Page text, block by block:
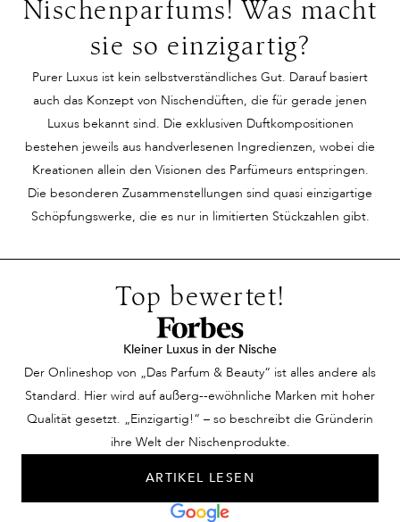
Kleid, doch ihre
unvergleichlich. Ihr
Lächeln und die
Leichtigkeit ihrer
Bewegungen ziehen alle
Blicke auf sich. Auf den
ersten Blick erscheint
sie unnahbar, ein Hauch
Menschen um sie herum
sind wie verzaubert, als
ob dieser Duft
Geschichten aus einer
Präsenz wird
wahrgenommen und
scheue Blicke der
Bewunderung streifen
ihn. Dann begegnet ihm
DIE Frau –
wunderschön,
selbstbewusst und
scheinbar unerreichbar.
Schaut sie ihm
hinterher? Nein. Doch
dann streift sie ein
unvergleichlich guter
Duft und sie kann nicht
anders. Ein Parfum zum
Köpfe verdrehen! Nur
Keineswegs. Wir
verhelfen Ihnen mit
sondern eine
geschaffen
zu
Duft scheint
Geschichten
erzählen,
zu wecken,
einer
einer
Harmonie
Zufall,
Nischenparfums! Was macht
sie so einzigartig?
Purer Luxus ist kein selbstverständliches Gut. Darauf basiert
auch das Konzept von Nischendüften, die für gerade jenen
Luxus bekannt sind. Die exklusiven Duftkompositionen
bestehen jeweils aus handverlesenen Ingredienzen, wobei die
Kreationen allein den Visionen des Parfümeurs entspringen.
Die besonderen Zusammenstellungen sind quasi einzigartige
Schöpfungswerke, die es nur in limitierten Stückzahlen gibt.
Top bewertet!
Kleiner Luxus in der Nische
Der Onlineshop von „Das Parfum & Beauty“ ist alles andere als
Standard. Hier wird auf außerg--ewöhnliche Marken mit hoher
Qualität gesetzt. „Einzigartig!“ – so beschreibt die Gründerin
ihre Welt der Nischenprodukte.
ARTIKEL LESEN